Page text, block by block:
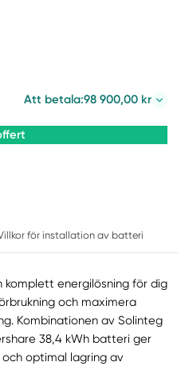
Att betala:98 900,00 kr
för installation av batteri
energilösning för dig
och maximera
Kombinationen av Solinteg
38,4 kWh batteri ger
optimal lagring av